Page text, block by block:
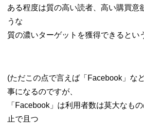
ある程度は質の高い読者、高い購買意
うな
質の濃いターゲットを獲得できるとい
(ただこの点で言えば「Facebook」な
事になるのですが、
「Facebook」は利用者数は莫大なも
止で且つ